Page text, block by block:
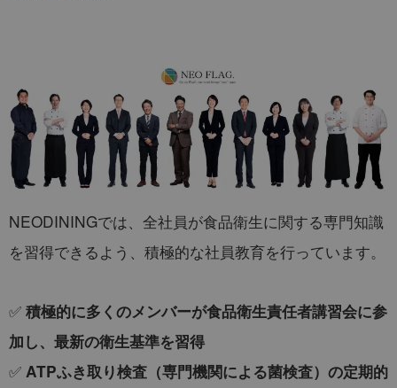
NEODININGでは、全社員が食品衛生に関する専門知識
を習得できるよう、積極的な社員教育を行っています。
✅ 積極的に多くのメンバーが食品衛生責任者講習会に参
加し、最新の衛生基準を習得
✅ ATPふき取り検査（専門機関による菌検査）の定期的